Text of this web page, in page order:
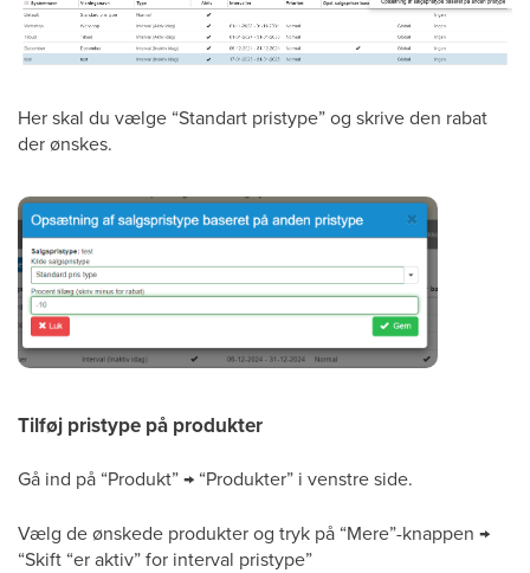
Her skal du vælge “Standart pristype” og skrive den rabat
der ønskes.
Tilføj pristype på produkter
Gå ind på “Produkt” → “Produkter” i venstre side.
Vælg de ønskede produkter og tryk på “Mere”-knappen →
“Skift “er aktiv” for interval pristype”